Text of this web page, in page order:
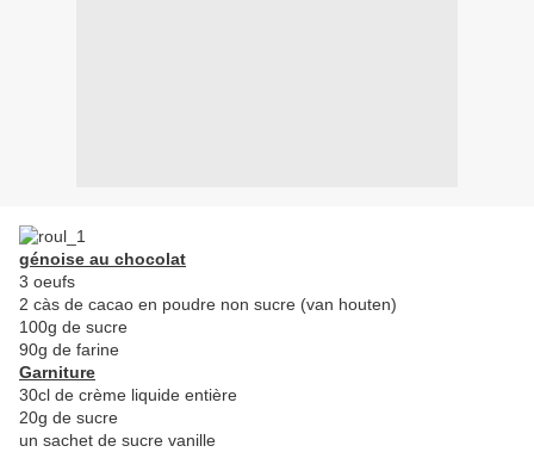
génoise au chocolat
3 oeufs
2 càs de cacao en poudre non sucre (van houten)
100g de sucre
90g de farine
Garniture
30cl de crème liquide entière
20g de sucre
un sachet de sucre vanille